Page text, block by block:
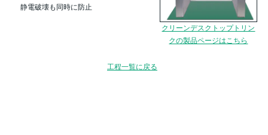
静電破壊も同時に防止
クリーンデスクトップトリン
クの製品ページはこちら
工程一覧に戻る